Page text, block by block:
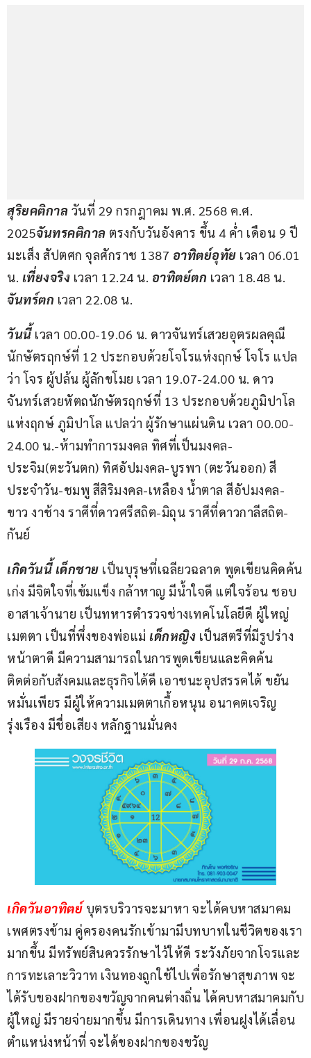
สุริยคติกาล วันที่ 29 กรกฎาคม พ.ศ. 2568 ค.ศ.
2025จันทรคติกาล ตรงกับวันอังคาร ขึ้น 4 ค่ำ เดือน 9 ปี
มะเส็ง สัปตศก จุลศักราช 1387 อาทิตย์อุทัย เวลา 06.01
น. เที่ยงจริง เวลา 12.24 น. อาทิตย์ตก เวลา 18.48 น.
จันทร์ตก เวลา 22.08 น.
วันนี้ เวลา 00.00-19.06 น. ดาวจันทร์เสวยอุตรผลคุณี
นักษัตรฤกษ์ที่ 12 ประกอบด้วยโจโรแห่งฤกษ์ โจโร แปล
ว่า โจร ผู้ปล้น ผู้ลักขโมย เวลา 19.07-24.00 น. ดาว
จันทร์เสวยหัตถนักษัตรฤกษ์ที่ 13 ประกอบด้วยภูมิปาโล
แห่งฤกษ์ ภูมิปาโล แปลว่า ผู้รักษาแผ่นดิน เวลา 00.00-
24.00 น.-ห้ามทำการมงคล ทิศที่เป็นมงคล-
ประจิม(ตะวันตก) ทิศอัปมงคล-บูรพา (ตะวันออก) สี
ประจำวัน-ชมพู สีสิริมงคล-เหลือง น้ำตาล สีอัปมงคล-
ขาว งาช้าง ราศีที่ดาวศรีสถิต-มิถุน ราศีที่ดาวกาลีสถิต-
กันย์
เกิดวันนี้ เด็กชาย เป็นบุรุษที่เฉลียวฉลาด พูดเขียนคิดค้น
เก่ง มีจิตใจที่เข้มแข็ง กล้าหาญ มีน้ำใจดี แต่ใจร้อน ชอบ
อาสาเจ้านาย เป็นทหารตำรวจช่างเทคโนโลยีดี ผู้ใหญ่
เมตตา เป็นที่พึ่งของพ่อแม่ เด็กหญิง เป็นสตรีที่มีรูปร่าง
หน้าตาดี มีความสามารถในการพูดเขียนและคิดค้น
ติดต่อกับสังคมและธุรกิจได้ดี เอาชนะอุปสรรคได้ ขยัน
หมั่นเพียร มีผู้ให้ความเมตตาเกื้อหนุน อนาคตเจริญ
รุ่งเรือง มีชื่อเสียง หลักฐานมั่นคง
เกิดวันอาทิตย์ บุตรบริวารจะมาหา จะได้คบหาสมาคม
เพศตรงข้าม คู่ครองคนรักเข้ามามีบทบาทในชีวิตของเรา
มากขึ้น มีทรัพย์สินควรรักษาไว้ให้ดี ระวังภัยจากโจรและ
การทะเลาะวิวาท เงินทองถูกใช้ไปเพื่อรักษาสุขภาพ จะ
ได้รับของฝากของขวัญจากคนต่างถิ่น ได้คบหาสมาคมกับ
ผู้ใหญ่ มีรายจ่ายมากขึ้น มีการเดินทาง เพื่อนฝูงได้เลื่อน
ตำแหน่งหน้าที่ จะได้ของฝากของขวัญ